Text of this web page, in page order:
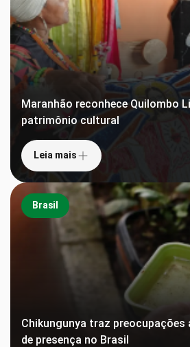
Maranhão reconhece Quilombo
patrimônio cultural
Leia mais
Brasil
Chikungunya traz preocupações
de presença no Brasil